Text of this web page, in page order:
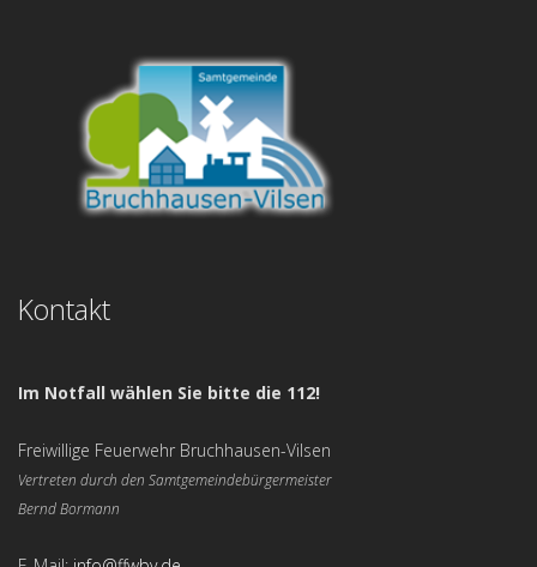
Kontakt
Im Notfall wählen Sie bitte die 112!
Freiwillige Feuerwehr Bruchhausen-Vilsen
Vertreten durch den Samtgemeindebürgermeister
Bernd Bormann